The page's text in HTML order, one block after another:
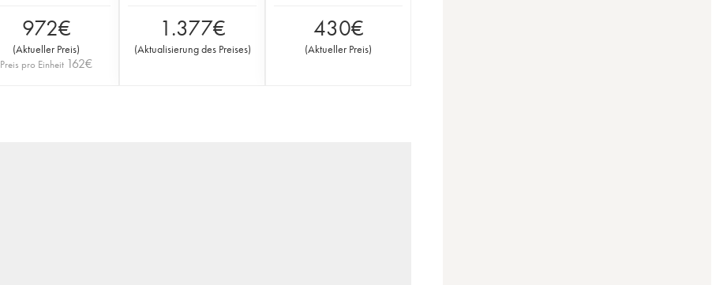
972€
(Aktueller Preis)
Preis pro Einheit 162€
1.377€
(Aktualisierung des Preises)
430€
(Aktueller Preis)